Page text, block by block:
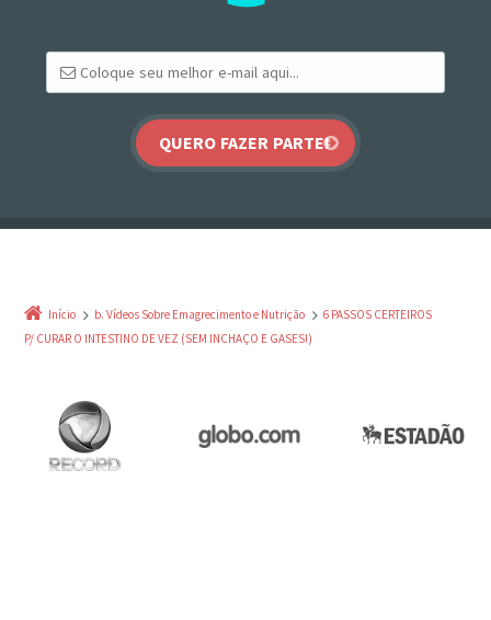
Início b. Vídeos Sobre Emagrecimento e Nutrição
6 PASSOS CERTEIROS
P/ CURAR O INTESTINO DE VEZ (SEM INCHAÇO E GASES!)